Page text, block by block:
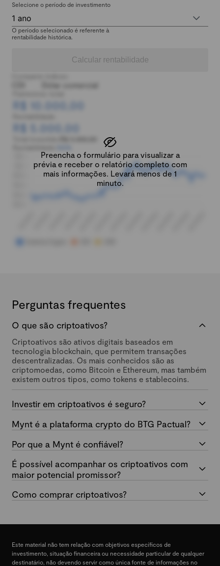
Selecione o período de investimento
1 ano
O período selecionado é referente à
rentabilidade histórica.
Calcular rentabilidade
Preencha o formulário para visualizar a
prévia e receber o relatório completo com
mais informações. Levará menos de 1
minuto.
Dólar comercial
R$ 10.000,00
R$ 5.000,00
Perguntas frequentes
O que são criptoativos?
Criptoativos são ativos digitais baseados em
tecnologia blockchain, que permitem transações
descentralizadas. Os mais conhecidos são as
criptomoedas, como Bitcoin e Ethereum, mas também
existem outros tipos, como tokens e stablecoins.
Investir em criptoativos é seguro?
Mynt é a plataforma crypto do BTG Pactual?
Por que a Mynt é confiável?
É possível acompanhar os criptoativos com
maior potencial promissor?
Como comprar criptoativos?
Este material não tem relação com objetivos específicos de
investimento, situação financeira ou necessidade particular de qualquer
destinatário, não devendo servir como única fonte de informações no